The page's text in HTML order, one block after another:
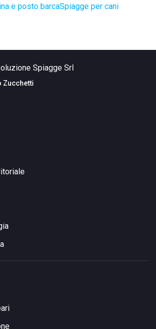
e posto barcaSpiagge per cani
Spiagge Srl
Zucchetti